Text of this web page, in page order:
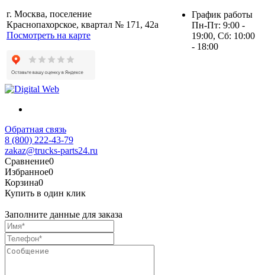
г. Москва, поселение
Краснопахорское, квартал № 171, 42а
Посмотреть на карте
График работы
Пн-Пт: 9:00 -
19:00, Сб: 10:00
- 18:00
Обратная связь
8 (800) 222-43-79
zakaz@trucks-parts24.ru
Сравнение0
Избранное0
Корзина0
Купить в один клик
Заполните данные для заказа